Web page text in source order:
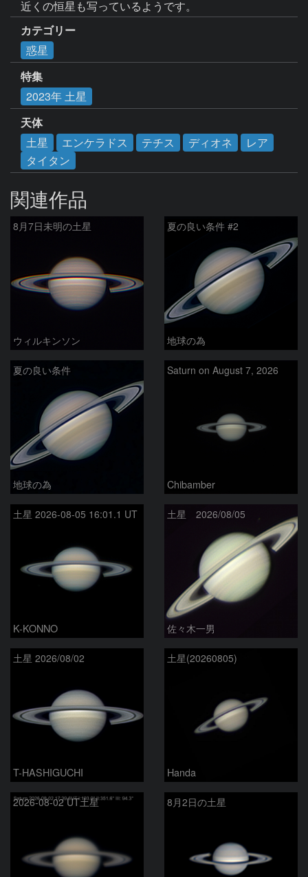
近くの恒星も写っているようです。
カテゴリー
惑星
特集
2023年 土星
天体
土星
エンケラドス テチス ディオネ
レア
タイタン
関連作品
8月7日未明の土星
ウィルキンソン
夏の良い条件 #2
地球の為
夏の良い条件
地球の為
Saturn on August 7, 2026
Chibamber
土星 2026-08-05 16:01.1 UT
K-KONNO
土星 2026/08/05
佐々木一男
土星 2026/08/02
T-HASHIGUCHI
土星(20260805)
Handa
2026-08-02 UT土星 8月2日の土星